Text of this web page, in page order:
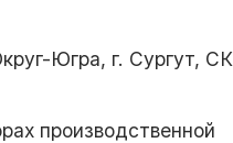
Югра, г. Сургут, СК
производственной